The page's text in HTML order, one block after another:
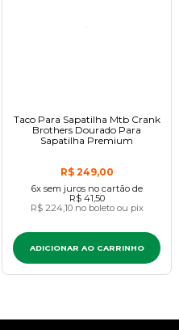
Taco Para Sapatilha Mtb Crank
Brothers Dourado Para
Sapatilha Premium
R$ 249,00
6x sem juros no cartãode
R$ 41,50
R$ 224,10 no boleto ou pix
ADICIONAR AO CARRINHO